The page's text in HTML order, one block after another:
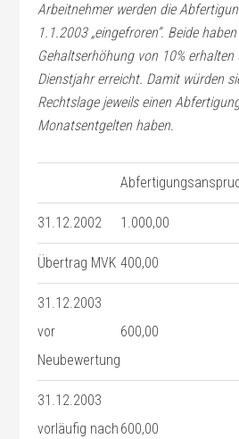
Arbeitnehmer werden die
1.1.2003 „eingefroren“. Beide
Gehaltserhöhung von 10%
Dienstjahr erreicht. Damit würden
Rechtslage jeweils einen
Monatsentgelten haben.
31.12.2002 1.000,00
Übertrag MVK 400,00
31.12.2003
vor
Neubewertung
600,00
31.12.2003
vorläufig nach 600,00